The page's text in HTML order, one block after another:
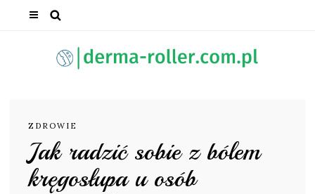
ZDROWIE
Jak radzić sobie z bólem
kręgosłupa u osób